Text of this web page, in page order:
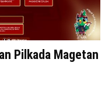
Pilkada Magetan